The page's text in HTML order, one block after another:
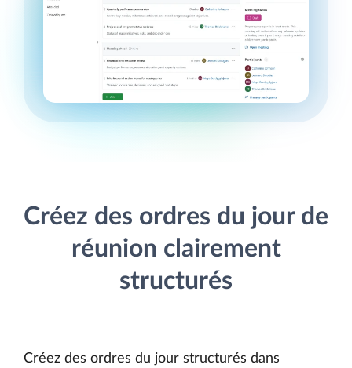
Créez des ordres du jour de
réunion clairement
structurés
Créez des ordres du jour structurés dans